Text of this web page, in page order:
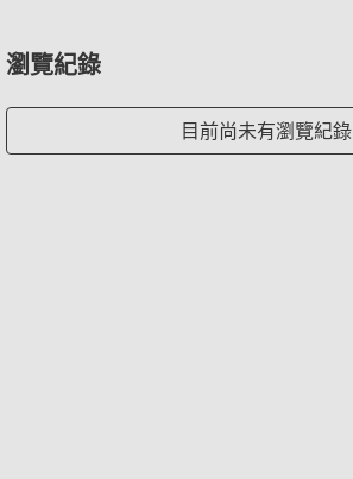
瀏覽紀錄
目前尚未有瀏覽紀錄